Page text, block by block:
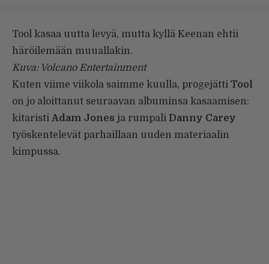
Tool kasaa uutta levyä, mutta kyllä Keenan ehtii
häröilemään muuallakin.
Kuva: Volcano Entertainment
Kuten viime viikola saimme kuulla, progejätti Tool
on jo aloittanut seuraavan albuminsa kasaamisen:
kitaristi Adam Jones ja rumpali Danny Carey
työskentelevät parhaillaan uuden materiaalin
kimpussa.